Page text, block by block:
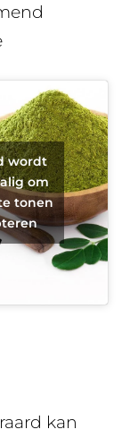
wordt
om
tonen
kan